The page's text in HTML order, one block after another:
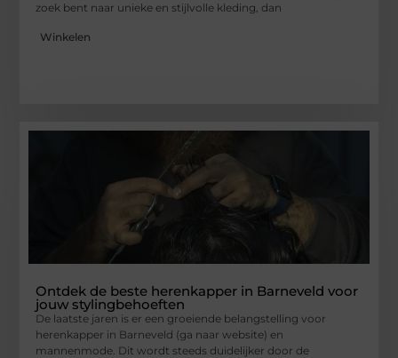
zoek bent naar unieke en stijlvolle kleding, dan
Winkelen
Ontdek de beste herenkapper in Barneveld voor
jouw stylingbehoeften
De laatste jaren is er een groeiende belangstelling voor
herenkapper in Barneveld (ga naar website) en
mannenmode. Dit wordt steeds duidelijker door de